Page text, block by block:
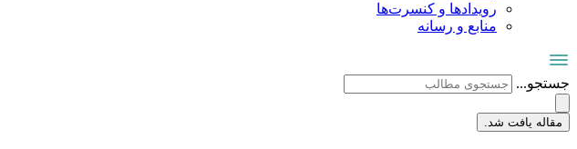
رویدادها و کنسرت‌ها
منابع و رسانه
جستجو...
مقاله یافت شد.